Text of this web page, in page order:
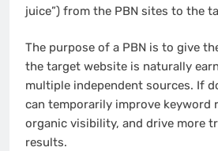
juice”) from the PBN sites to the
The purpose of a PBN is to give
the target website is naturally
multiple independent sources. If
can temporarily improve keyword
organic visibility, and drive more
results.